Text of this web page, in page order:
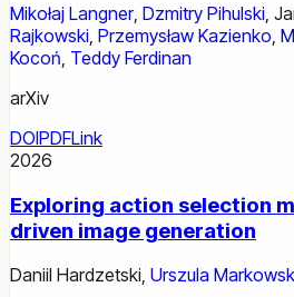
Mikołaj Langner, Dzmitry Pihulski
Rajkowski Przemysław Kazienko
Kocoń Teddy Ferdinan
arXiv
DOIPDFLink
2026
Exploring action selection
driven image generation
Daniil Hardzetski, Urszula